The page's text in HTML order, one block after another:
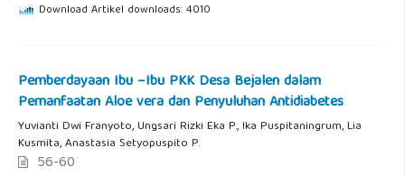
Download Artikel downloads: 4010
Pemberdayaan Ibu –Ibu PKK Desa Bejalen dalam
Pemanfaatan Aloe vera dan Penyuluhan Antidiabetes
Yuvianti Dwi Franyoto, Ungsari Rizki Eka P., Ika Puspitaningrum, Lia
Kusmita, Anastasia Setyopuspito P.
56-60